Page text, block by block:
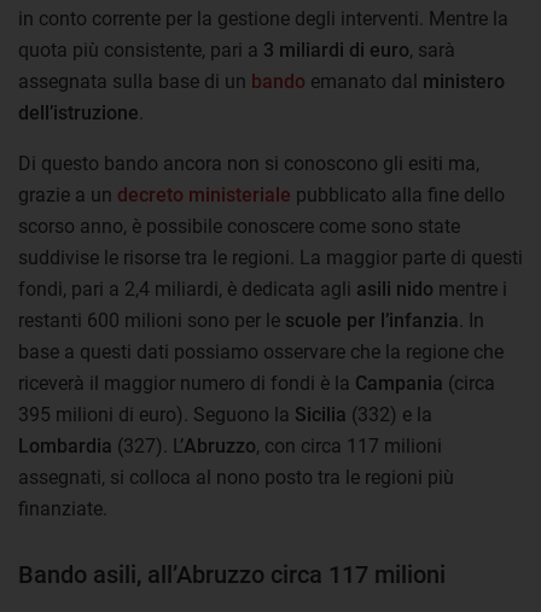
in conto corrente per la gestione degli interventi. Mentre la
quota più consistente, pari a 3 miliardi di euro, sarà
assegnata sulla base di un bando emanato dal ministero
dell’istruzione
Di questo bando ancora non si conoscono gli esiti ma,
grazie a un decreto ministeriale pubblicato alla fine dello
scorso anno, è possibile conoscere come sono state
suddivise le risorse tra le regioni. La maggior parte di questi
fondi, pari a 2,4 miliardi, è dedicata agli asili nido mentre i
restanti 600 milioni sono per le scuole per l’infanzia . In
base a questi dati possiamo osservare che la regione che
riceverà il maggior numero di fondi è la Campania (circa
395 milioni di euro). Seguono la Sicilia (332) e la
Lombardia (327). L’Abruzzo, con circa 117 milioni
assegnati, si colloca al nono posto tra le regioni più
finanziate.
Bando asili, all’Abruzzo circa 117 milioni